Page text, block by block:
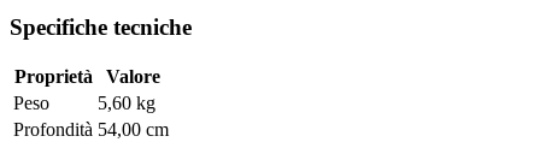
Specifiche tecniche
Proprietà
Valore
Peso
5,60 kg
Profondità 54,00 cm